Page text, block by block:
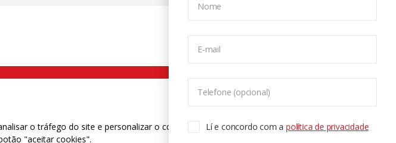
Nome
E-mail
Telefone (opcional)
Lí e concordo com apolítica de privacidade
9200 - Fax (11) 2108 9310
o tráfego do site e personalizar o conteúdo. Para saber mais
"aceitar cookies".